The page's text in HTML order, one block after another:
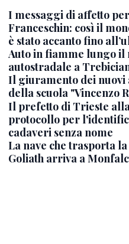
I messaggi di affetto
Franceschin: così il
è stato accanto fino
Auto in fiamme lungo il
autostradale a
Il giuramento dei nuovi
della scuola "Vincenzo
Il prefetto di Trieste
protocollo per
cadaveri senza nome
La nave che trasporta
Goliath arriva a